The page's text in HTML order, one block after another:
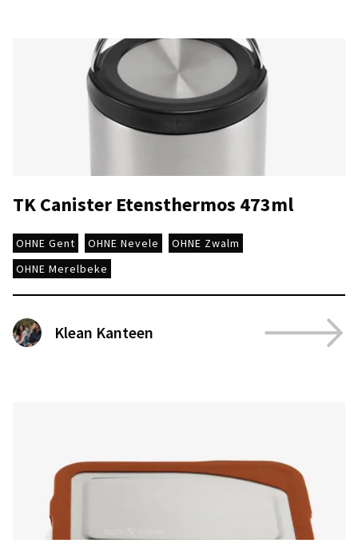
TK Canister Etensthermos 473ml
OHNE Gent OHNE Nevele
OHNE Zwalm
OHNE Merelbeke
Klean Kanteen